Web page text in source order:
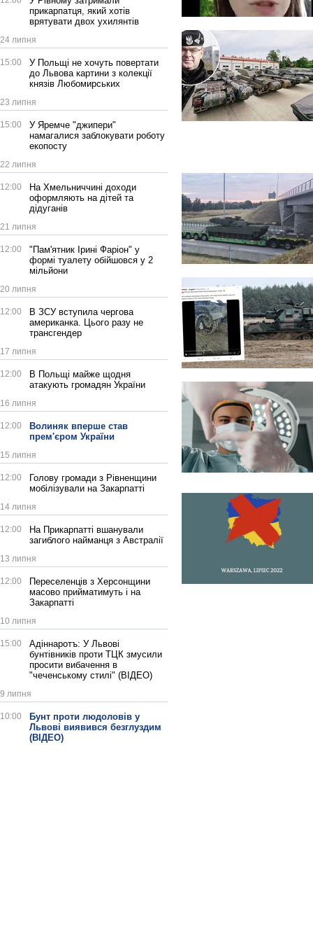
прикарпатця, який хотів
врятувати двох ухилянтів
24 липня
15:00
У Польщі не хочуть повертати
до Львова картини з колекції
князів Любомирських
23 липня
15:00
У Яремче "джипери"
намагалися заблокувати роботу
екопосту
22 липня
12:00
На Хмельниччині доходи
оформляють на дітей та
дідуганів
21 липня
12:00
"Пам'ятник Ірині Фаріон" у
формі туалету обійшовся у 2
мільйони
20 липня
12:00
В ЗСУ вступила чергова
американка. Цього разу не
трансгендер
17 липня
12:00
В Польщі майже щодня
атакують громадян України
16 липня
12:00
Волиняк вперше став
прем'єром України
15 липня
12:00
Голову громади з Рівненщини
мобілізували на Закарпатті
14 липня
12:00
На Прикарпатті вшанували
загиблого найманця з Австралії
13 липня
12:00
Переселенців з Херсонщини
масово прийматимуть і на
Закарпатті
10 липня
15:00
Адіннаротъ: У Львові
бунтівників проти ТЦК змусили
просити вибачення в
"чеченському стилі" (ВІДЕО)
9 липня
10:00
Бунт проти людоловів у
Львові виявився безглуздим
(ВІДЕО)